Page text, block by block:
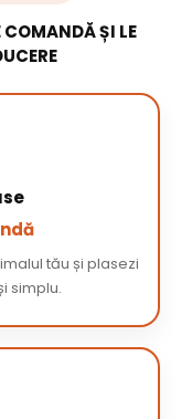
ȘI LE
tău și plasezi
simplu.